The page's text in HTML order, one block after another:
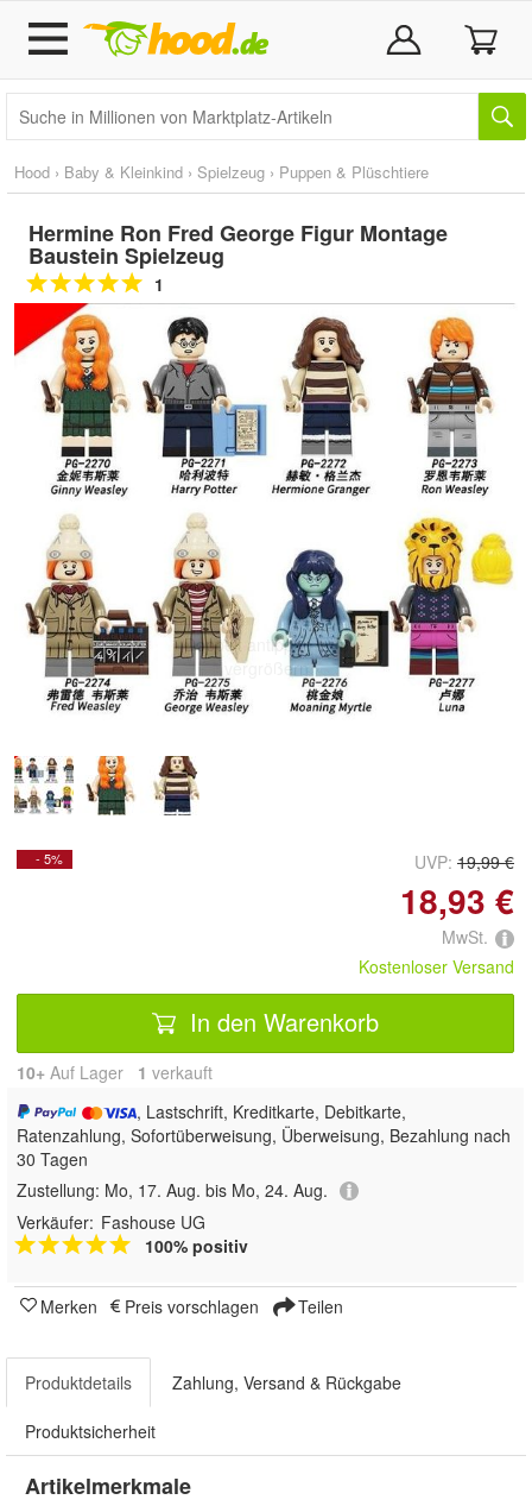
Hood › Baby & Kleinkind › Spielzeug › Puppen & Plüschtiere
Hermine Ron Fred George Figur Montage
Baustein Spielzeug
1
Doppelt antippen zum
vergrößern
- 5% UVP: 19,99 €
18,93 €
MwSt.
Kostenloser Versand
In den Warenkorb
10+ Auf Lager 1 verkauft
, Lastschrift, Kreditkarte, Debitkarte,
Ratenzahlung, Sofortüberweisung, Überweisung, Bezahlung nach
30 Tagen
Zustellung: Mo, 17. Aug. bis Mo, 24. Aug.
Verkäufer: Fashouse UG
100% positiv
Merken Preis vorschlagen Teilen
Produktdetails Zahlung, Versand & Rückgabe
Produktsicherheit
Artikelmerkmale